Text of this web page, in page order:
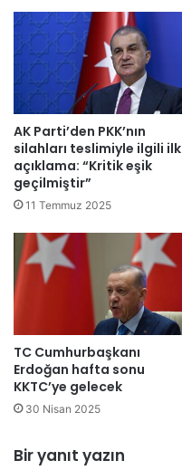
'
d
a
a
ı
y
o
:
A
v
r
a
Ş
a
m
y
i
r
d
e
v
n
s
o
n
a
k
l
ş
ı
y
o
r
M
AK Parti’den PKK’nın
silahları teslimiyle ilgili ilk
açıklama: “Kritik eşik
geçilmiştir”
11 Temmuz 2025
TC Cumhurbaşkanı
Erdoğan hafta sonu
KKTC’ye gelecek
30 Nisan 2025
Bir yanıt yazın